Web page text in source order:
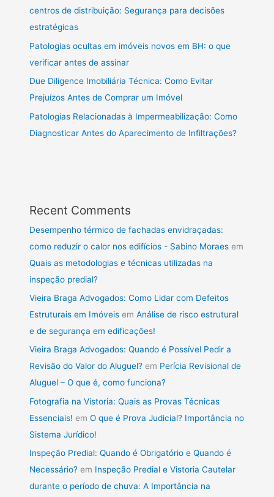
centros de distribuição: Segurança para decisões
estratégicas
Patologias ocultas em imóveis novos em BH: o que
verificar antes de assinar
Due Diligence Imobiliária Técnica: Como Evitar
Prejuízos Antes de Comprar um Imóvel
Patologias Relacionadas à Impermeabilização: Como
Diagnosticar Antes do Aparecimento de Infiltrações?
Recent Comments
Desempenho térmico de fachadas envidraçadas:
como reduzir o calor nos edifícios - Sabino Moraes em
Quais as metodologias e técnicas utilizadas na
inspeção predial?
Vieira Braga Advogados: Como Lidar com Defeitos
Estruturais em Imóveis emAnálise de risco estrutural
e de segurança em edificações!
Vieira Braga Advogados: Quando é Possível Pedir a
Revisão do Valor do Aluguel? em Perícia Revisional de
Aluguel – O que é, como funciona?
Fotografia na Vistoria: Quais as Provas Técnicas
Essenciais! emO que é Prova Judicial? Importância no
Sistema Jurídico!
Inspeção Predial: Quando é Obrigatório e Quando é
Necessário? em Inspeção Predial e Vistoria Cautelar
durante o período de chuva: A Importância na